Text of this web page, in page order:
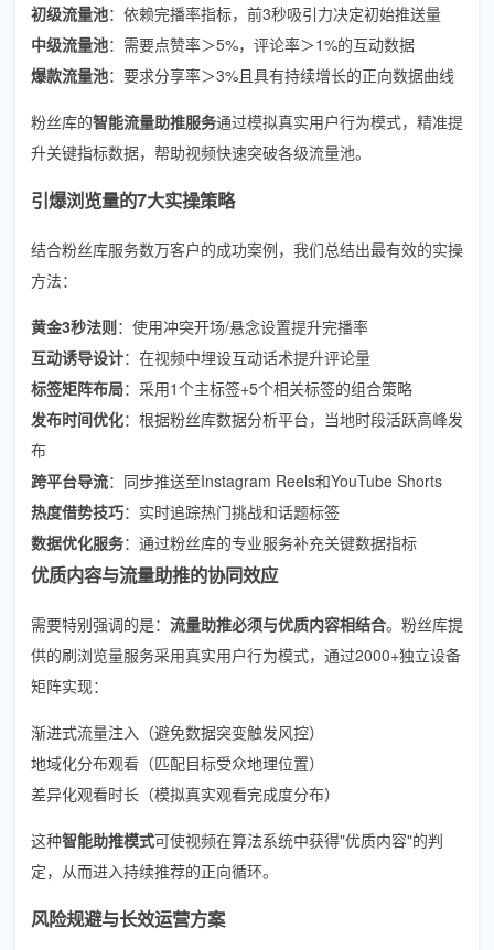
初级流量池：依赖完播率指标，前3秒吸引力决定初始推送量
中级流量池：需要点赞率＞5%，评论率＞1%的互动数据
爆款流量池：要求分享率＞3%且具有持续增长的正向数据曲线
粉丝库的智能流量助推服务通过模拟真实用户行为模式，精准提
升关键指标数据，帮助视频快速突破各级流量池。
引爆浏览量的7大实操策略
结合粉丝库服务数万客户的成功案例，我们总结出最有效的实操
方法：
黄金3秒法则：使用冲突开场/悬念设置提升完播率
互动诱导设计：在视频中埋设互动话术提升评论量
标签矩阵布局：采用1个主标签+5个相关标签的组合策略
发布时间优化：根据粉丝库数据分析平台，当地时段活跃高峰发
布
跨平台导流：同步推送至Instagram Reels和YouTube Shorts
热度借势技巧：实时追踪热门挑战和话题标签
数据优化服务：通过粉丝库的专业服务补充关键数据指标
优质内容与流量助推的协同效应
需要特别强调的是： 流量助推必须与优质内容相结合。粉丝库提
供的刷浏览量服务采用真实用户行为模式，通过2000+独立设备
矩阵实现：
渐进式流量注入（避免数据突变触发风控）
地域化分布观看（匹配目标受众地理位置）
差异化观看时长（模拟真实观看完成度分布）
这种智能助推模式可使视频在算法系统中获得"优质内容"的判
定，从而进入持续推荐的正向循环。
风险规避与长效运营方案